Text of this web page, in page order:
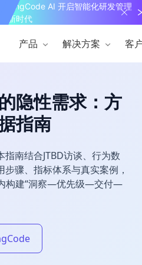
PingCode AI 开启智能化研发管理
新时代
产品 解决方案 客
隐性需求：方
指南
南结合JTBD访谈、行为数
骤、指标体系与真实案例，
构建“洞察—优先级—交付—